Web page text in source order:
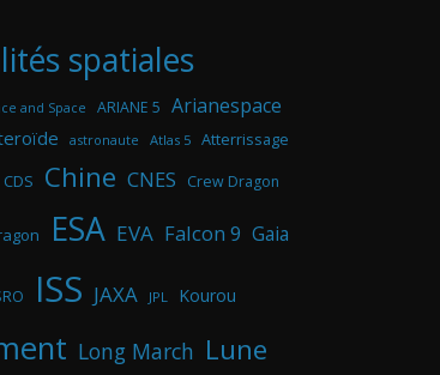
spatiales
and Space ARIANE 5 Arianespace
astronaute Atlas 5 Atterrissage
CDS Chine CNES Crew Dragon
ESA EVA Falcon 9 Gaia
ISS JAXA JPL Kourou
Long March Lune